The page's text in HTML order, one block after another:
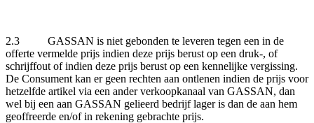
2.3 GASSAN is niet gebonden te leveren tegen een in de
offerte vermelde prijs indien deze prijs berust op een druk-, of
schrijffout of indien deze prijs berust op een kennelijke vergissing.
De Consument kan er geen rechten aan ontlenen indien de prijs voor
hetzelfde artikel via een ander verkoopkanaal van GASSAN, dan
wel bij een aan GASSAN gelieerd bedrijf lager is dan de aan hem
geoffreerde en/of in rekening gebrachte prijs.